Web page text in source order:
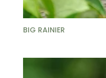
BIG RAINIER